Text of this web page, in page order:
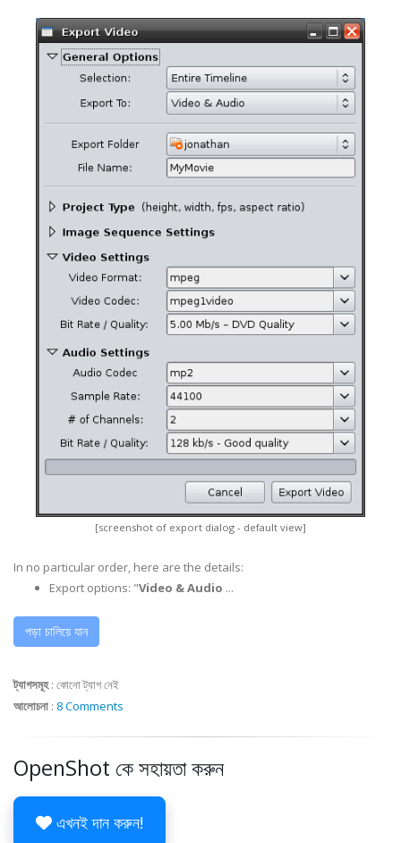
[screenshot of export dialog - default view]
In no particular order, here are the details:
Export options: "Video & Audio ...
পড়া চালিয়ে যান
ট্যাগসমূহ: কোনো ট্যাগ নেই
আলোচনা : 8 Comments
OpenShot কে সহায়তা করুন
এখনই দান করুন!